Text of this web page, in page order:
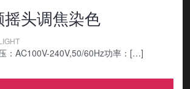
摇头调焦染色
：AC100V-240V,50/60Hz功率：[…]